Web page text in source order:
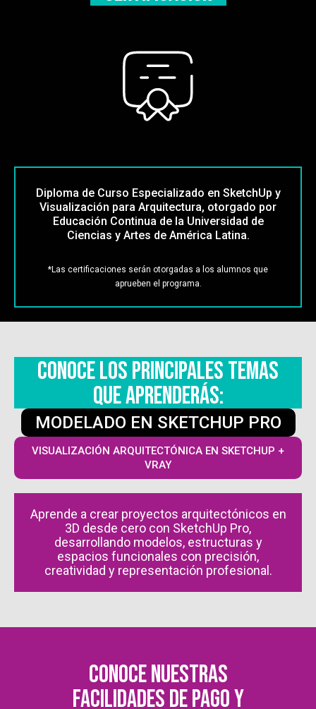
Diploma de Curso Especializado en SketchUp y
Visualización para Arquitectura, otorgado por
Educación Continua de la Universidad de
Ciencias y Artes de América Latina.
*Las certificaciones serán otorgadas a los alumnos que
aprueben el programa.
CONOCE LOS PRINCIPALES TEMAS
QUE APRENDERÁS:
MODELADO EN SKETCHUP PRO
VISUALIZACIÓN ARQUITECTÓNICA EN SKETCHUP +
VRAY
Aprende a crear proyectos arquitectónicos en
3D desde cero con SketchUp Pro,
desarrollando modelos, estructuras y
espacios funcionales con precisión,
creatividad y representación profesional.
Conoce nuestras
facilidades de pago y